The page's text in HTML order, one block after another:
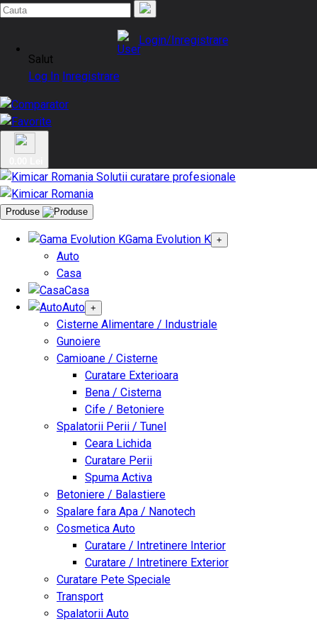
Login/Inregistrare
Salut
Log In Inregistrare
Produse
Gama Evolution K +
Auto
Casa
Casa
Auto +
Cisterne Alimentare / Industriale
Gunoiere
Camioane / Cisterne
Curatare Exterioara
Bena / Cisterna
Cife / Betoniere
Spalatorii Perii / Tunel
Ceara Lichida
Curatare Perii
Spuma Activa
Betoniere / Balastiere
Spalare fara Apa / Nanotech
Cosmetica Auto
Curatare / Intretinere Interior
Curatare / Intretinere Exterior
Curatare Pete Speciale
Transport
Spalatorii Auto